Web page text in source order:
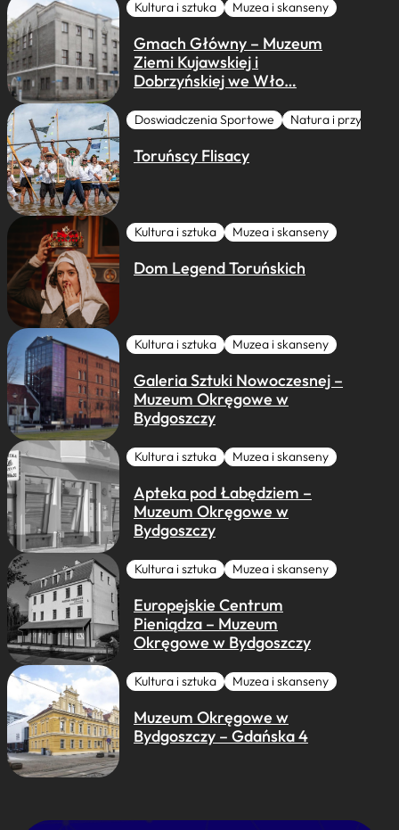
Kultura i sztuka Muzea i skanseny
Gmach Główny – Muzeum
Ziemi Kujawskiej i
Dobrzyńskiej we Wło…
Doswiadczenia Sportowe Natura i przygoda
Toruńscy Flisacy
Kultura i sztuka Muzea i skanseny
Dom Legend Toruńskich
Kultura i sztuka Muzea i skanseny
Galeria Sztuki Nowoczesnej –
Muzeum Okręgowe w
Bydgoszczy
Kultura i sztuka Muzea i skanseny
Apteka pod Łabędziem –
Muzeum Okręgowe w
Bydgoszczy
Kultura i sztuka Muzea i skanseny
Europejskie Centrum
Pieniądza – Muzeum
Okręgowe w Bydgoszczy
Kultura i sztuka Muzea i skanseny
Muzeum Okręgowe w
Bydgoszczy – Gdańska 4